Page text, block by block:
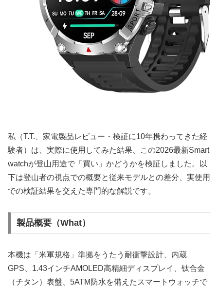
私（T.T.、家電製品レビュー・検証に10年携わってきた経
験者）は、実際に使用してみた結果、この2026最新Smart
watchが登山用途で「買い」かどうかを検証しました。以
下は登山者の視点での概要と従来モデルとの差分、実使用
での検証結果を交えた専門的な解説です。
製品概要（What）
本機は「米軍規格」準拠をうたう耐衝撃設計、内蔵
GPS、1.43インチAMOLED高精細ディスプレイ、钛合金
（チタン）表盤、5ATM防水を備えたスマートウォッチで